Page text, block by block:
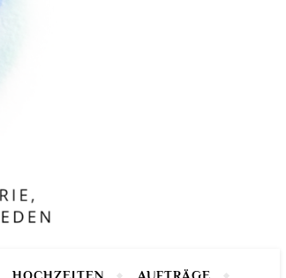
HOCHZEITEN AUFTRÄGE